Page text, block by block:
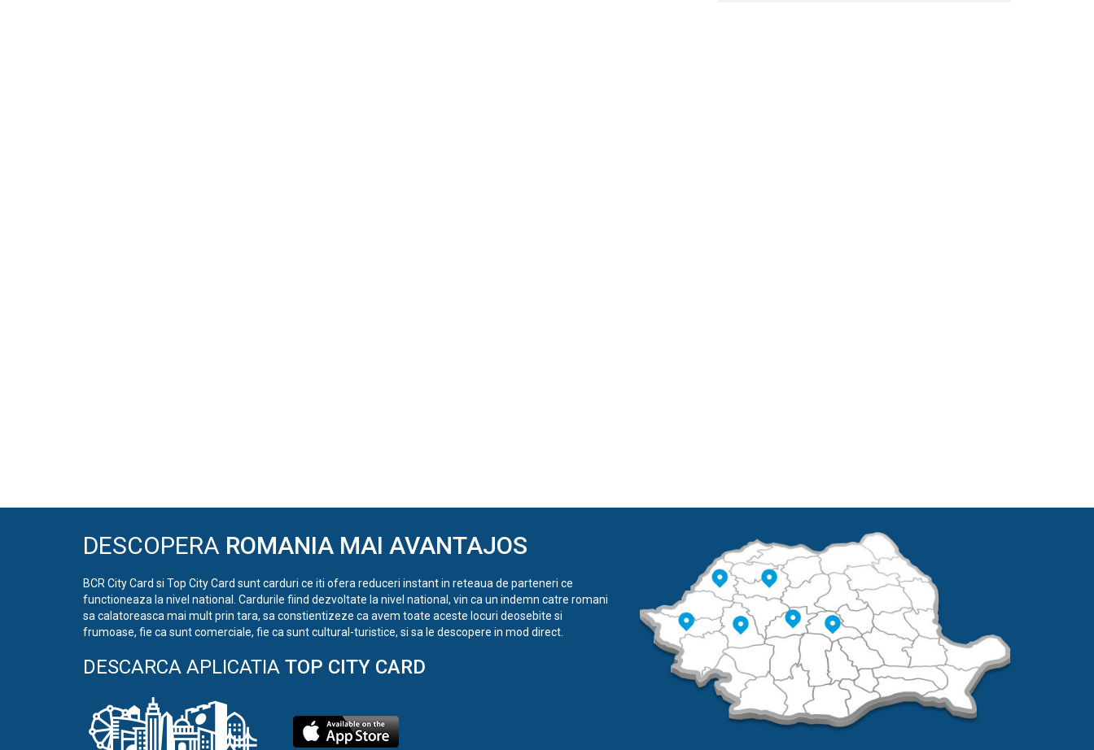
DESCOPERA ROMANIA MAI AVANTAJOS
BCR City Card si Top City Card sunt carduri ce iti ofera reduceri instant in reteaua de parteneri ce
functioneaza la nivel national. Cardurile fiind dezvoltate la nivel national, vin ca un indemn catre romani
sa calatoreasca mai mult prin tara, sa constientizeze ca avem toate aceste locuri deosebite si
frumoase, fie ca sunt comerciale, fie ca sunt cultural-turistice, si sa le descopere in mod direct.
DESCARCA APLICATIA TOP CITY CARD